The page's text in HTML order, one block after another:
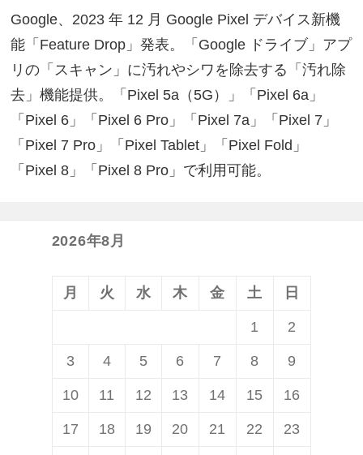
Google、2023 年 12 月 Google Pixel デバイス新機
能「Feature Drop」発表。「Google ドライブ」アプ
リの「スキャン」に汚れやシワを除去する「汚れ除
去」機能提供。「Pixel 5a（5G）」「Pixel 6a」
「Pixel 6」「Pixel 6 Pro」「Pixel 7a」「Pixel 7」
「Pixel 7 Pro」「Pixel Tablet」「Pixel Fold」
「Pixel 8」「Pixel 8 Pro」で利用可能。
2026年8月
月 火 水 木 金 土 日
1 2
3 4 5 6 7 8 9
10 11 12 13 14 15 16
17 18 19 20 21 22 23